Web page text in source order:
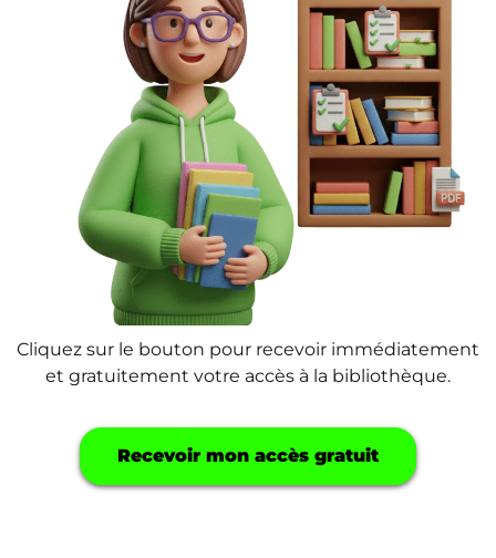
Cliquez sur le bouton pour recevoir immédiatement
et gratuitement votre accès à la bibliothèque.
Recevoir mon accès gratuit